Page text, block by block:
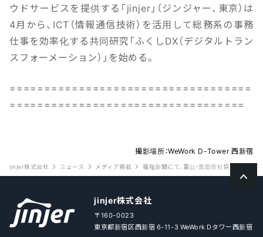
ウドサービスを提供する「jinjer」（ジンジャー、東京）は
4月から、ICT（情報通信技術）を活用して総務系の事務
仕事を効率化する共同研究「ふくしDX（デジタルトラン
スフォーメーション）」を始める。
===================================
==================================
jinjer株式会社 ニュース メディア掲載 福祉新聞にて、富山・黒部市社協「ICTで事
撮影場所：WeWork D-Tower 西新宿
jinjer株式会社
〒160-0023
東京都新宿区西新宿 6-11-3 WeWork Dタワー西新宿